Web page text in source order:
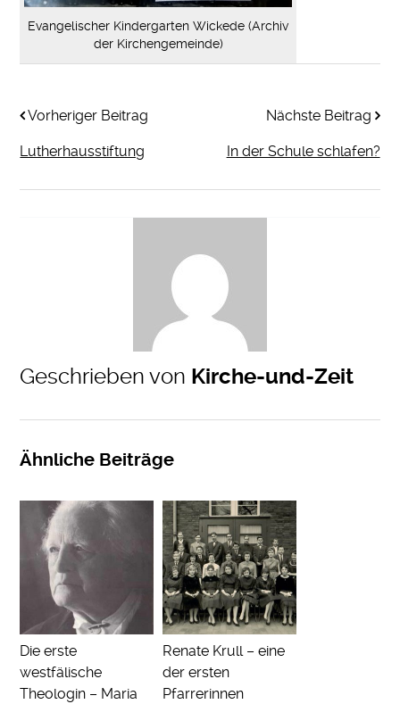
Evangelischer Kindergarten Wickede (Archiv
der Kirchengemeinde)
Vorheriger Beitrag
Lutherhausstiftung
Nächste Beitrag
In der Schule schlafen?
Geschrieben von Kirche-und-Zeit
Ähnliche Beiträge
Die erste
westfälische
Theologin – Maria
Renate Krull – eine
der ersten
Pfarrerinnen